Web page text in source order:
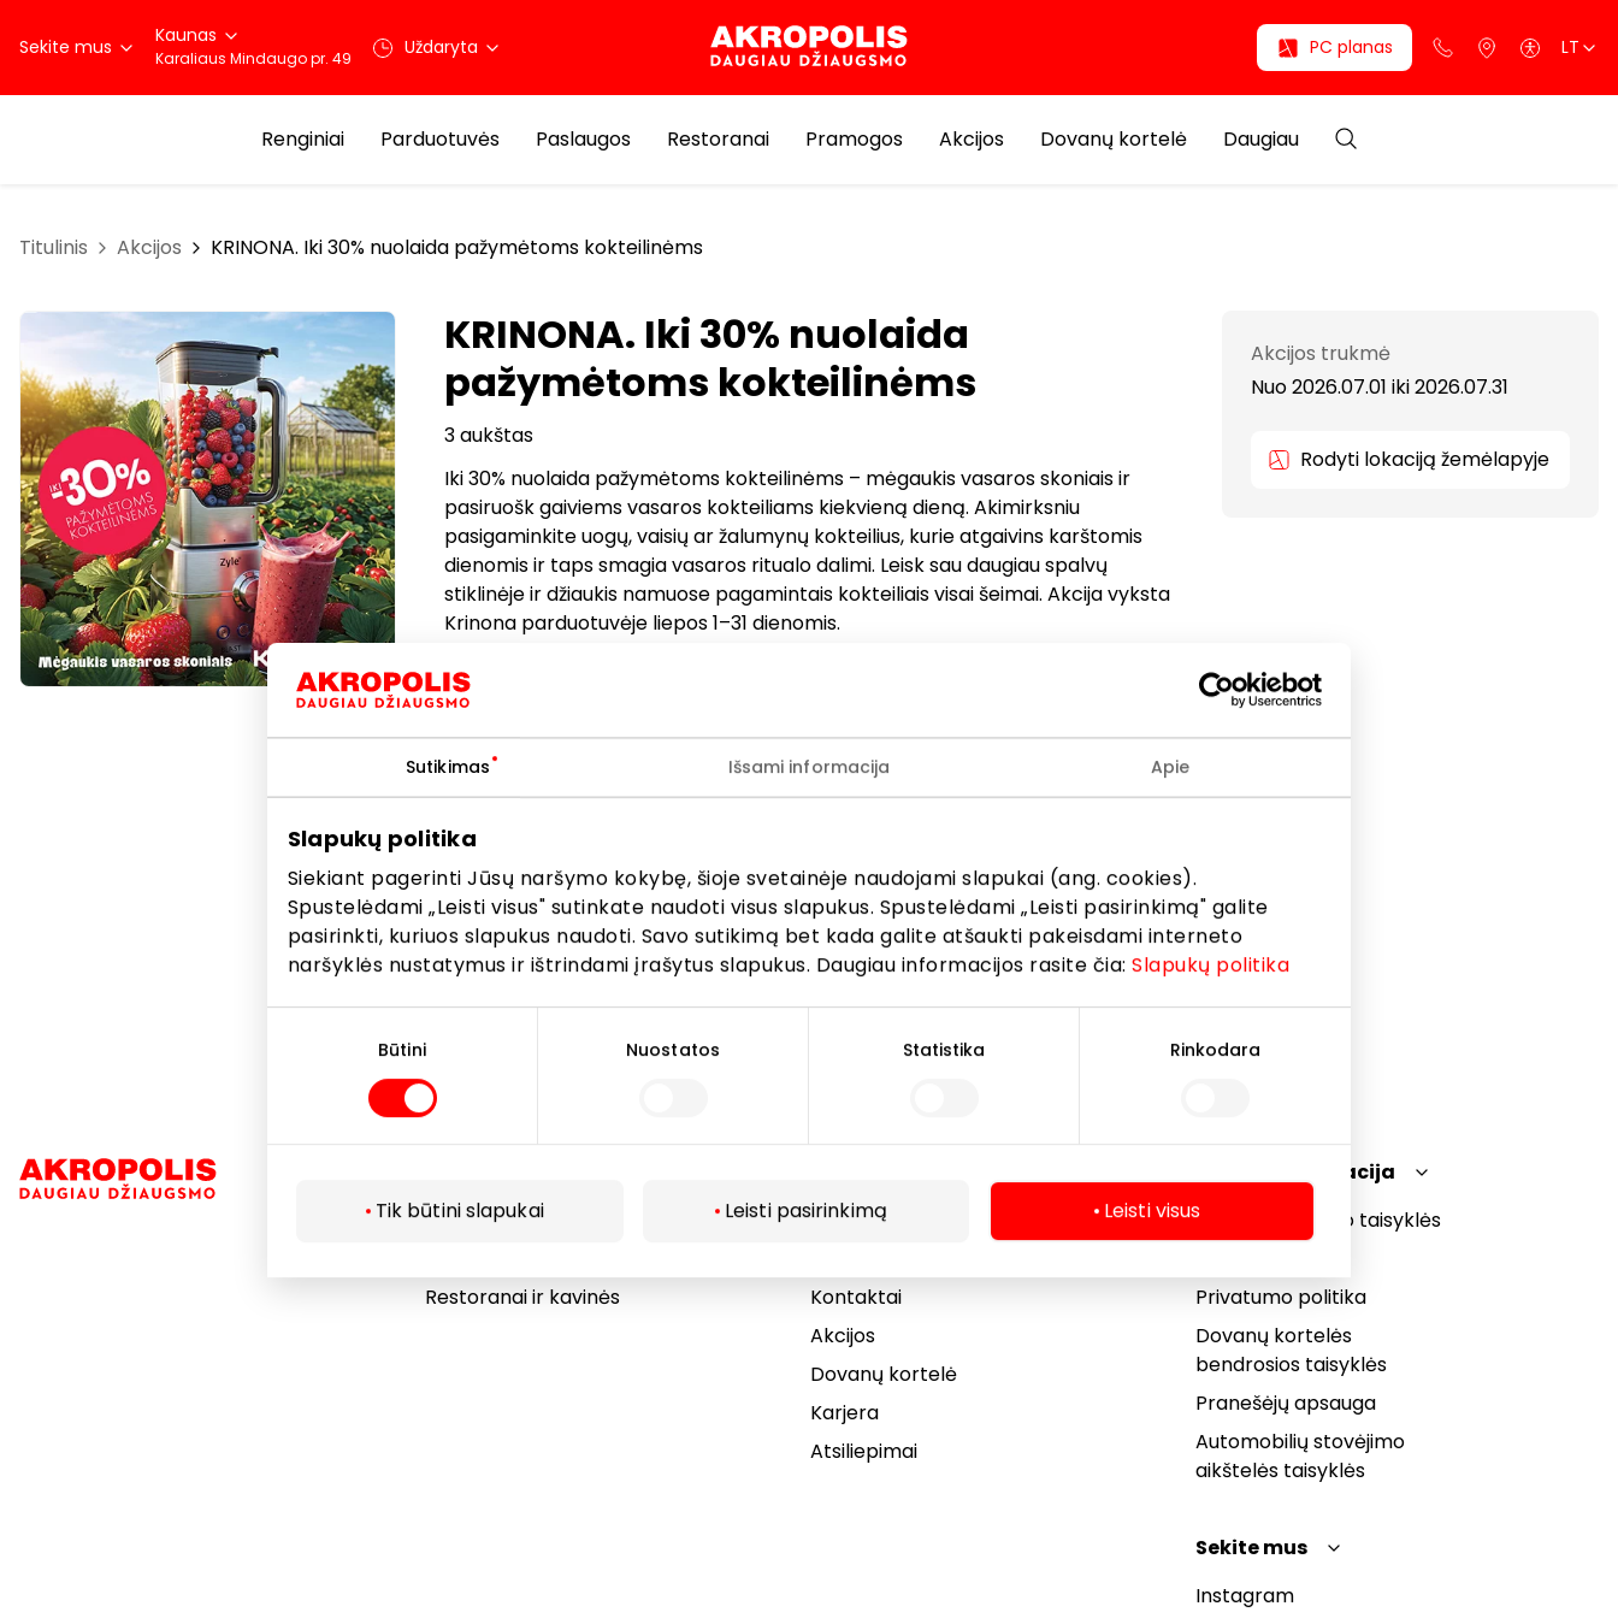
Sutikimas Išsami informacija Apie
Slapukų politika
Siekiant pagerinti Jūsų naršymo kokybę, šioje svetainėje naudojami slapukai (ang. cookies).
Spustelėdami „Leisti visus" sutinkate naudoti visus slapukus. Spustelėdami „Leisti pasirinkimą" galite
pasirinkti, kuriuos slapukus naudoti. Savo sutikimą bet kada galite atšaukti pakeisdami interneto
naršyklės nustatymus ir ištrindami įrašytus slapukus. Daugiau informacijos rasite čia:Slapukų politika
Būtini Nuostatos Statistika Rinkodara
Tik būtini slapukai Leisti pasirinkimą Leisti visus
Sekite mus Kaunas
Karaliaus Mindaugo pr. 49 Uždaryta PC planas LT
Renginiai Parduotuvės Paslaugos Restoranai Pramogos Akcijos Dovanų kortelė Daugiau
Titulinis Akcijos KRINONA. Iki 30% nuolaida pažymėtoms kokteilinėms
KRINONA. Iki 30% nuolaida
pažymėtoms kokteilinėms
3 aukštas
Iki 30% nuolaida pažymėtoms kokteilinėms – mėgaukis vasaros skoniais ir
pasiruošk gaiviems vasaros kokteiliams kiekvieną dieną. Akimirksniu
pasigaminkite uogų, vaisių ar žalumynų kokteilius, kurie atgaivins karštomis
dienomis ir taps smagia vasaros ritualo dalimi. Leisk sau daugiau spalvų
stiklinėje ir džiaukis namuose pagamintais kokteiliais visai šeimai. Akcija vyksta
Krinona parduotuvėje liepos 1–31 dienomis.
Prekybos ir pramogų centre „AKROPOLIS“ veikiančios parduotuvės ir
bei kitas aktualias sąlygas. Stengiamės kuo tiksliau pateikti aktualią
informaciją, tačiau, jei kyla neatitikimų tarp mūsų tinklalapyje pateiktos
vietoje, visada vadovaukitės tuo, kas nurodyta konkrečioje parduotuvėje
ar paslaugų teikimo vietoje. Visais klausimais, susijusiais su konkrečiomis
nuolaidomis bei vykstančiomis akcijomis, prašome kreiptis tiesiogiai į
atitinkamą parduotuvę ar paslaugų teikimo vietą.
Akcijos trukmė
Nuo 2026.07.01 iki2026.07.31
Rodyti lokaciją žemėlapyje
Parduotuvės
Restoranai ir kavinės
PC planas
Kontaktai
Akcijos
Dovanų kortelė
Karjera
Atsiliepimai
Teisinė informacija
Prekybos centro taisyklės
Privatumo politika
Dovanų kortelės
bendrosios taisyklės
Pranešėjų apsauga
Automobilių stovėjimo
aikštelės taisyklės
Sekite mus
Instagram